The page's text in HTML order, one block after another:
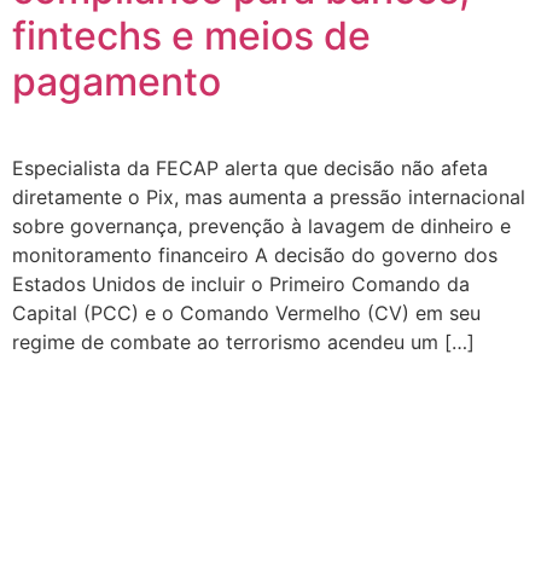
fintechs e meios de
pagamento
Especialista da FECAP alerta que decisão não afeta
diretamente o Pix, mas aumenta a pressão internacional
sobre governança, prevenção à lavagem de dinheiro e
monitoramento financeiro A decisão do governo dos
Estados Unidos de incluir o Primeiro Comando da
Capital (PCC) e o Comando Vermelho (CV) em seu
regime de combate ao terrorismo acendeu um […]